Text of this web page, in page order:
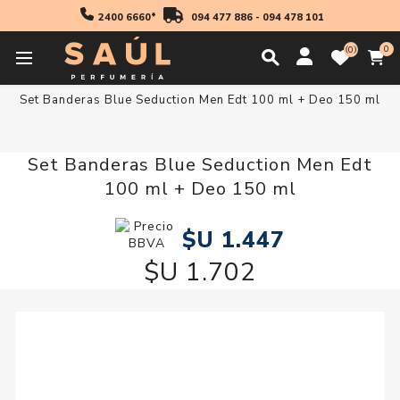
2400 6660* 094 477 886- 094 478 101
0 0
Inicio
Set Banderas Blue Seduction Men Edt 100 ml + Deo 150 ml
Set Banderas Blue Seduction Men Edt
100 ml + Deo 150 ml
$U 1.447
$U 1.702